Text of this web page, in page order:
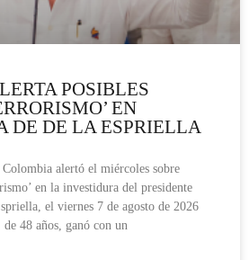
POSIBLES
EN
DE DE LA ESPRIELLA
alertó el miércoles sobre
en la investidura del presidente
el viernes 7 de agosto de 2026
48 años, ganó con un